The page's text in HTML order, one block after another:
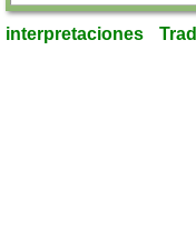
interpretaciones